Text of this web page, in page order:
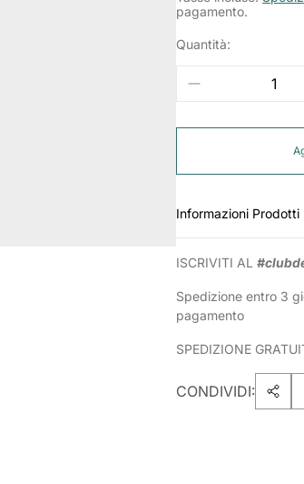
pagamento.
Quantità:
Informazioni Prodotti
ISCRIVITI AL
Spedizione entro 3
pagamento
SPEDIZIONE
CONDIVIDI: